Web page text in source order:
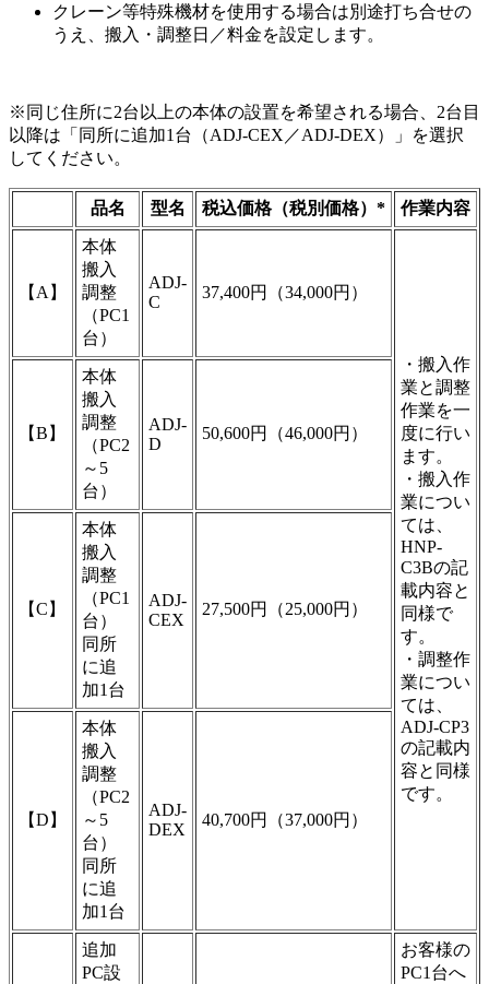
クレーン等特殊機材を使用する場合は別途打ち合せの
うえ、搬入・調整日／料金を設定します。
※同じ住所に2台以上の本体の設置を希望される場合、2台目
以降は「同所に追加1台（ADJ-CEX／ADJ-DEX）」を選択
してください。
品名 型名 税込価格（税別価格）* 作業内容
【A】
本体
搬入
調整
（PC1
台）
ADJ-
C
37,400円（34,000円）
・搬入作
業と調整
作業を一
度に行い
ます。
・搬入作
業につい
ては、
HNP-
C3Bの記
載内容と
同様で
す。
・調整作
業につい
ては、
ADJ-CP3
の記載内
容と同様
です。
【B】
本体
搬入
調整
（PC2
～5
台）
ADJ-
D
50,600円（46,000円）
【C】
本体
搬入
調整
（PC1
台）
同所
に追
加1台
ADJ-
CEX
27,500円（25,000円）
【D】
本体
搬入
調整
（PC2
～5
台）
同所
に追
加1台
ADJ-
DEX
40,700円（37,000円）
追加
PC設
お客様の
PC1台へ